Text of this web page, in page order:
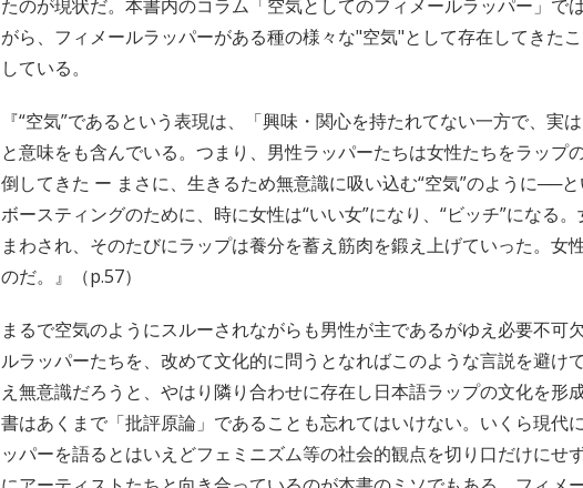
たのが現状だ。本書内のコラム「空気としてのフィメールラッパー」で
がら、フィメールラッパーがある種の様々な"空気"として存在してきた
している。
『“空気”であるという表現は、「興味・関心を持たれてない一方で、実
と意味をも含んでいる。つまり、男性ラッパーたちは女性たちをラップ
倒してきた ー まさに、生きるため無意識に吸い込む“空気”のように──
ボースティングのために、時に女性は“いい女”になり、“ビッチ”になる
まわされ、そのたびにラップは養分を蓄え筋肉を鍛え上げていった。女
のだ。』（p.57）
まるで空気のようにスルーされながらも男性が主であるがゆえ必要不可
ルラッパーたちを、改めて文化的に問うとなればこのような言説を避け
え無意識だろうと、やはり隣り合わせに存在し日本語ラップの文化を形
書はあくまで「批評原論」であることも忘れてはいけない。いくら現代
ッパーを語るとはいえどフェミニズム等の社会的観点を切り口だけにせ